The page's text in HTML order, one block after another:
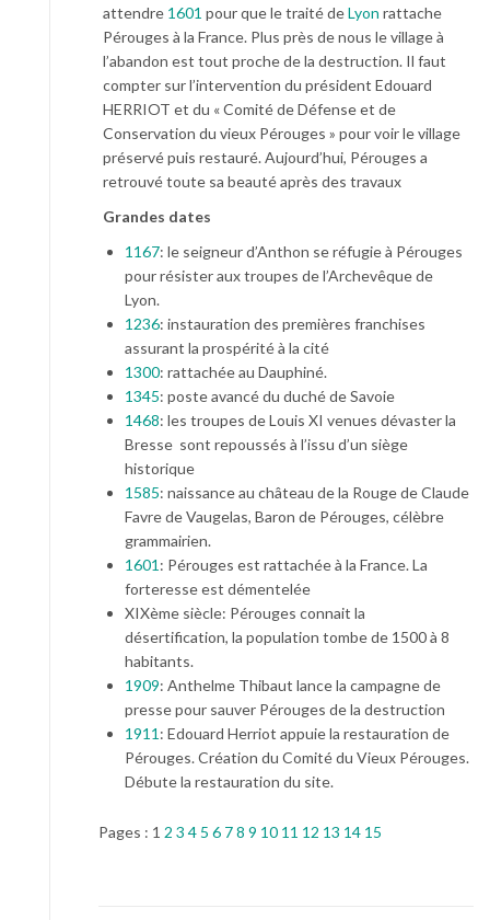
attendre 1601 pour que le traité deLyon rattache
Pérouges à la France. Plus près de nous le village à
l’abandon est tout proche de la destruction. Il faut
compter sur l’intervention du président Edouard
HERRIOT et du « Comité de Défense et de
Conservation du vieux Pérouges » pour voir le village
préservé puis restauré. Aujourd’hui, Pérouges a
retrouvé toute sa beauté après des travaux
Grandes dates
1167: le seigneur d’Anthon se réfugie à Pérouges
pour résister aux troupes de l’Archevêque de
Lyon.
1236: instauration des premières franchises
assurant la prospérité à la cité
1300: rattachée au Dauphiné.
1345: poste avancé du duché de Savoie
1468: les troupes de Louis XI venues dévaster la
Bresse sont repoussés à l’issu d’un siège
historique
1585: naissance au château de la Rouge de Claude
Favre de Vaugelas, Baron de Pérouges, célèbre
grammairien.
1601 : Pérouges est rattachée à la France. La
forteresse est démentelée
XIXème siècle: Pérouges connait la
désertification, la population tombe de 1500 à 8
habitants.
1909: Anthelme Thibaut lance la campagne de
presse pour sauver Pérouges de la destruction
1911 : Edouard Herriot appuie la restauration de
Pérouges. Création du Comité du Vieux Pérouges.
Débute la restauration du site.
Pages : 1 2 3 4 5 6 78 9 10 11 12 13 14 15